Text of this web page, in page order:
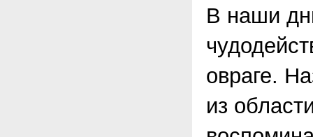
В наши
овраге.
из